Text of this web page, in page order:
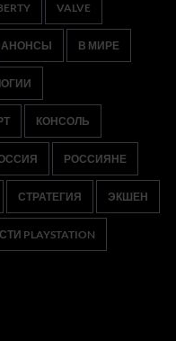
VALVE
АНОНСЫ В МИРЕ
КОНСОЛЬ
РОССИЯНЕ
СТРАТЕГИЯ ЭКШЕН
PLAYSTATION